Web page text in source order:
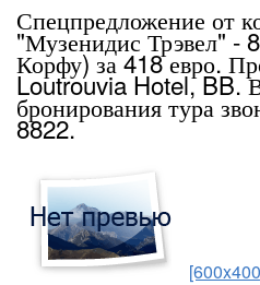
Спецпредложение от
"Музенидис Трэвел" -
Корфу) за 418 евро.
Loutrouvia Hotel, BB.
бронирования тура
8822.